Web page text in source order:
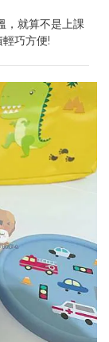
，就算不是上課
巧方便!